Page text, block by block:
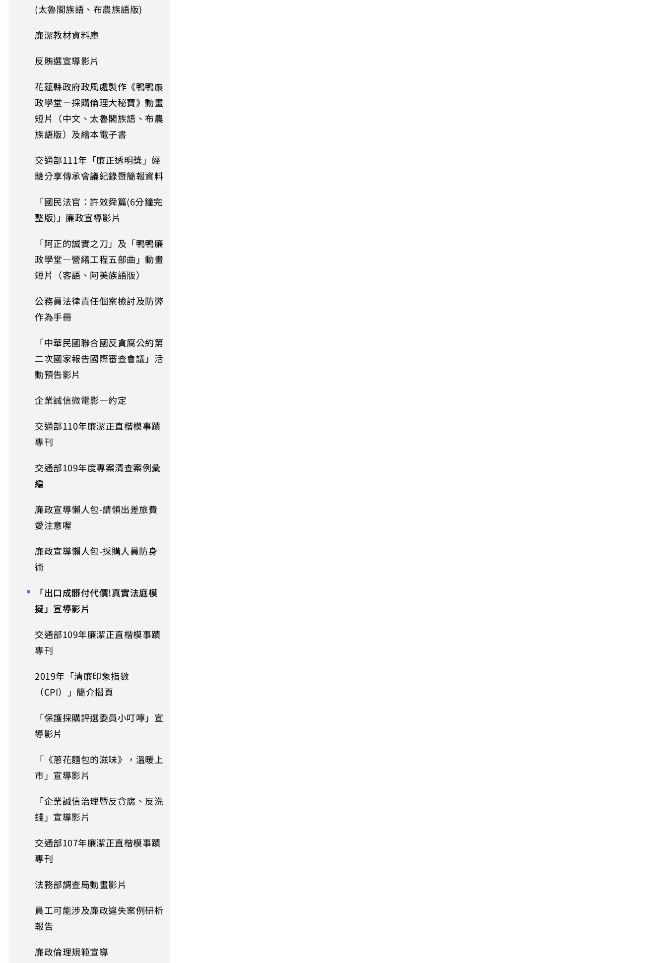
(太魯閣族語、布農族語版)
廉潔教材資料庫
反賄選宣導影片
花蓮縣政府政風處製作《鴨鴨廉
政學堂－採購倫理大秘寶》動畫
短片（中文、太魯閣族語、布農
族語版）及繪本電子書
交通部111年「廉正透明獎」經
驗分享傳承會議紀錄暨簡報資料
「國民法官：許效舜篇(6分鐘完
整版)」廉政宣導影片
「阿正的誠實之刀」及「鴨鴨廉
政學堂—營繕工程五部曲」動畫
短片（客語、阿美族語版）
公務員法律責任個案檢討及防弊
作為手冊
「中華民國聯合國反貪腐公約第
二次國家報告國際審查會議」活
動預告影片
企業誠信微電影—約定
交通部110年廉潔正直楷模事蹟
專刊
交通部109年度專案清查案例彙
編
廉政宣導懶人包-請領出差旅費
愛注意喔
廉政宣導懶人包-採購人員防身
術
「出口成髒付代價!真實法庭模
擬」宣導影片
交通部109年廉潔正直楷模事蹟
專刊
2019年「清廉印象指數
（CPI）」簡介摺頁
「保護採購評選委員小叮嚀」宣
導影片
「《蔥花麵包的滋味》，溫暖上
市」宣導影片
「企業誠信治理暨反貪腐、反洗
錢」宣導影片
交通部107年廉潔正直楷模事蹟
專刊
法務部調查局動畫影片
員工可能涉及廉政違失案例研析
報告
廉政倫理規範宣導